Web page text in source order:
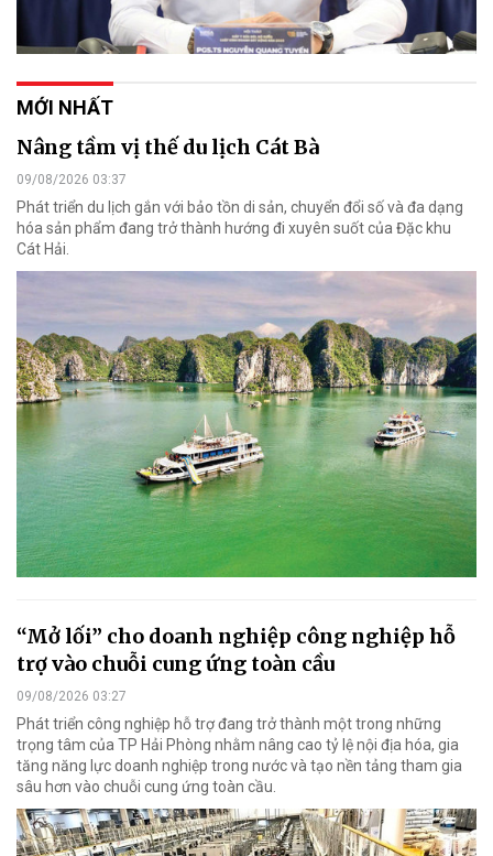
MỚI NHẤT
Nâng tầm vị thế du lịch Cát Bà
09/08/2026 03:37
Phát triển du lịch gắn với bảo tồn di sản, chuyển đổi số và đa dạng
hóa sản phẩm đang trở thành hướng đi xuyên suốt của Đặc khu
Cát Hải.
“Mở lối” cho doanh nghiệp công nghiệp hỗ
trợ vào chuỗi cung ứng toàn cầu
09/08/2026 03:27
Phát triển công nghiệp hỗ trợ đang trở thành một trong những
trọng tâm của TP Hải Phòng nhằm nâng cao tỷ lệ nội địa hóa, gia
tăng năng lực doanh nghiệp trong nước và tạo nền tảng tham gia
sâu hơn vào chuỗi cung ứng toàn cầu.